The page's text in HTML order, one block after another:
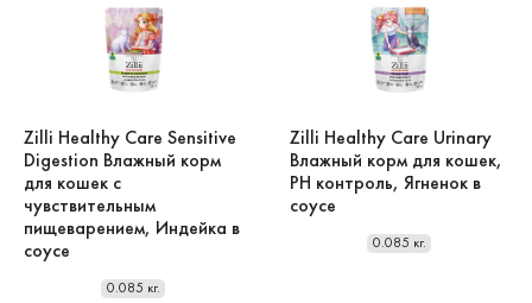
Zilli Healthy Care Sensitive
Digestion Влажный корм
для кошек с
чувствительным
пищеварением, Индейка в
соусе
0.085 кг.
Zilli Healthy Care Urinary
Влажный корм для кошек,
PH контроль, Ягненок в
соусе
0.085 кг.